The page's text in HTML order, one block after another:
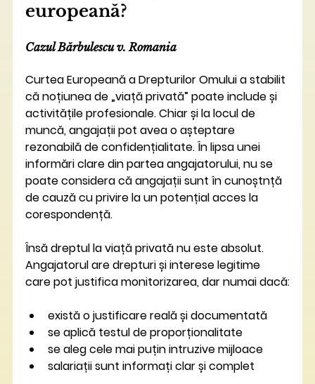
europeană?
Cazul Bărbulescu v. Romania
Curtea Europeană a Drepturilor Omului a stabilit
că noțiunea de „viață privată” poate include și
activitățile profesionale. Chiar și la locul de
muncă, angajații pot avea o așteptare
rezonabilă de confidențialitate. În lipsa unei
informări clare din partea angajatorului, nu se
poate considera că angajații sunt în cunoștnță
de cauză cu privire la un potențial acces la
corespondență.
Însă dreptul la viață privată nu este absolut.
Angajatorul are drepturi și interese legitime
care pot justifica monitorizarea, dar numai dacă:
există o justificare reală și documentată
se aplică testul de proporționalitate
se aleg cele mai puțin intruzive mijloace
salariații sunt informați clar și complet